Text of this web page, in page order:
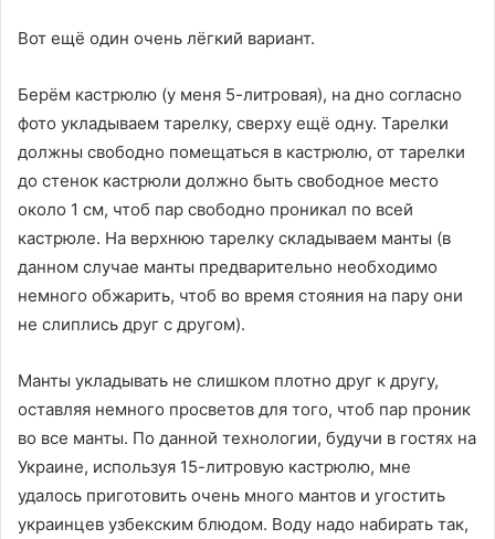
Вот ещё один очень лёгкий вариант.
Берём кастрюлю (у меня 5-литровая), на дно согласно
фото укладываем тарелку, сверху ещё одну. Тарелки
должны свободно помещаться в кастрюлю, от тарелки
до стенок кастрюли должно быть свободное место
около 1 см, чтоб пар свободно проникал по всей
кастрюле. На верхнюю тарелку складываем манты (в
данном случае манты предварительно необходимо
немного обжарить, чтоб во время стояния на пару они
не слиплись друг с другом).
Манты укладывать не слишком плотно друг к другу,
оставляя немного просветов для того, чтоб пар проник
во все манты. По данной технологии, будучи в гостях на
Украине, используя 15-литровую кастрюлю, мне
удалось приготовить очень много мантов и угостить
украинцев узбекским блюдом. Воду надо набирать так,